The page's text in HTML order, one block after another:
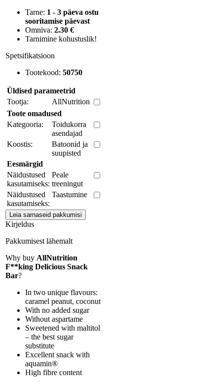
Tarne: 1 - 3 päeva ostu
sooritamise päevast
Omniva: 2.30 €
Tarnimine kohustuslik!
Spetsifikatsioon
Tootekood: 50750
Üldised parameetrid
Tootja:
AllNutrition
Toote omadused
Kategooria:
Toidukorra
asendajad
Koostis:
Batoonid ja
suupisted
Eesmärgid
Näidustused
kasutamiseks:
Peale
treeningut
Näidustused
kasutamiseks:
Taastumine
Kirjeldus
Pakkumisest lähemalt
Why buy AllNutrition
F**king Delicious Snack
Bar?
In two unique flavours:
caramel peanut, coconut
With no added sugar
Without aspartame
Sweetened with maltitol
– the best sugar
substitute
Excellent snack with
aquamin®
High fibre content